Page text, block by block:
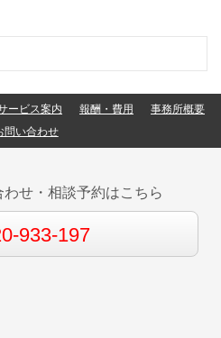
ービス案内 報酬・費用
事務所概要
問い合わせ
せ・相談予約はこちら
933-197